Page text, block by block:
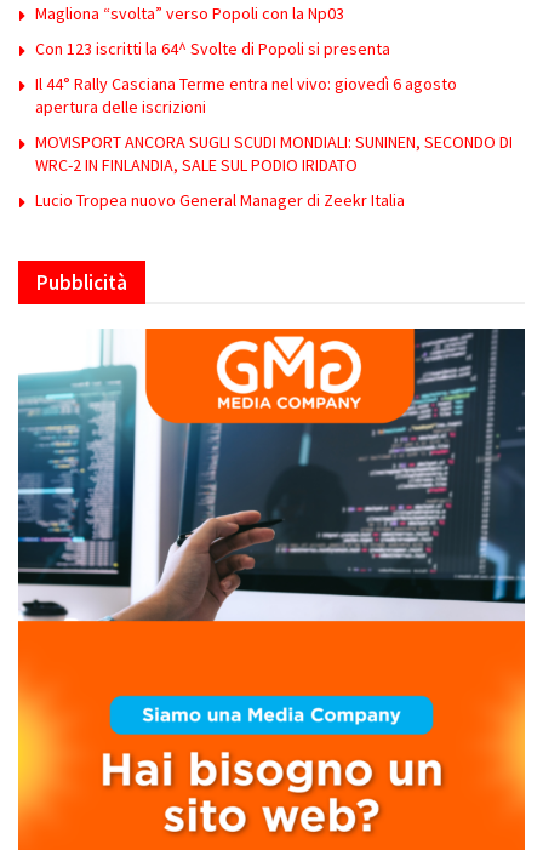
Magliona “svolta” verso Popoli con la Np03
Con 123 iscritti la 64^ Svolte di Popoli si presenta
Il 44° Rally Casciana Terme entra nel vivo: giovedì 6 agosto
apertura delle iscrizioni
MOVISPORT ANCORA SUGLI SCUDI MONDIALI: SUNINEN, SECONDO DI
WRC-2 IN FINLANDIA, SALE SUL PODIO IRIDATO
Lucio Tropea nuovo General Manager di Zeekr Italia
Pubblicità